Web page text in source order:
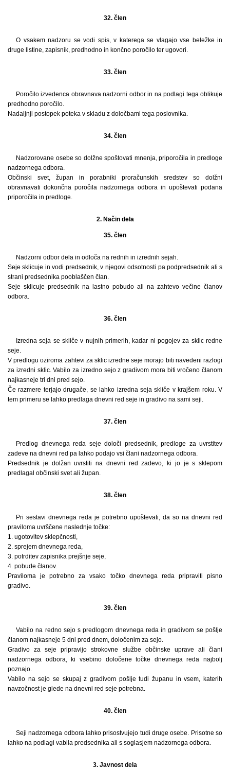
32. člen
O vsakem nadzoru se vodi spis, v katerega se vlagajo vse beležke in
druge listine, zapisnik, predhodno in končno poročilo ter ugovori.
33. člen
Poročilo izvedenca obravnava nadzorni odbor in na podlagi tega oblikuje
predhodno poročilo.
Nadaljnji postopek poteka v skladu z določbami tega poslovnika.
34. člen
Nadzorovane osebe so dolžne spoštovati mnenja, priporočila in predloge
nadzornega odbora.
Občinski svet, župan in porabniki proračunskih sredstev so dolžni
obravnavati dokončna poročila nadzornega odbora in upoštevati podana
priporočila in predloge.
2. Način dela
35. člen
Nadzorni odbor dela in odloča na rednih in izrednih sejah.
Seje sklicuje in vodi predsednik, v njegovi odsotnosti pa podpredsednik ali s
strani predsednika pooblaščen član.
Seje sklicuje predsednik na lastno pobudo ali na zahtevo večine članov
odbora.
36. člen
Izredna seja se skliče v nujnih primerih, kadar ni pogojev za sklic redne
seje.
V predlogu oziroma zahtevi za sklic izredne seje morajo biti navedeni razlogi
za izredni sklic. Vabilo za izredno sejo z gradivom mora biti vročeno članom
najkasneje tri dni pred sejo.
Če razmere terjajo drugače, se lahko izredna seja skliče v krajšem roku. V
tem primeru se lahko predlaga dnevni red seje in gradivo na sami seji.
37. člen
Predlog dnevnega reda seje določi predsednik, predloge za uvrstitev
zadeve na dnevni red pa lahko podajo vsi člani nadzornega odbora.
Predsednik je dolžan uvrstiti na dnevni red zadevo, ki jo je s sklepom
predlagal občinski svet ali župan.
38. člen
Pri sestavi dnevnega reda je potrebno upoštevati, da so na dnevni red
praviloma uvrščene naslednje točke:
1. ugotovitev sklepčnosti,
2. sprejem dnevnega reda,
3. potrditev zapisnika prejšnje seje,
4. pobude članov.
Praviloma je potrebno za vsako točko dnevnega reda pripraviti pisno
gradivo.
39. člen
Vabilo na redno sejo s predlogom dnevnega reda in gradivom se pošlje
članom najkasneje 5 dni pred dnem, določenim za sejo.
Gradivo za seje pripravijo strokovne službe občinske uprave ali člani
nadzornega odbora, ki vsebino določene točke dnevnega reda najbolj
poznajo.
Vabilo na sejo se skupaj z gradivom pošlje tudi županu in vsem, katerih
navzočnost je glede na dnevni red seje potrebna.
40. člen
Seji nadzornega odbora lahko prisostvujejo tudi druge osebe. Prisotne so
lahko na podlagi vabila predsednika ali s soglasjem nadzornega odbora.
3. Javnost dela